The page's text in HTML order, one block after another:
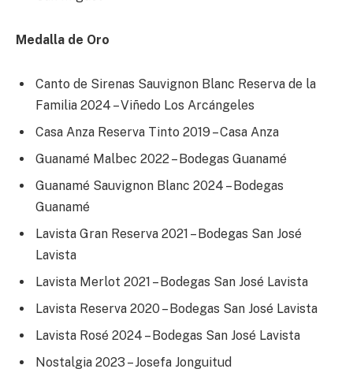
Medalla de Oro
Canto de Sirenas Sauvignon Blanc Reserva de la
Familia 2024 – Viñedo Los Arcángeles
Casa Anza Reserva Tinto 2019 – Casa Anza
Guanamé Malbec 2022 – Bodegas Guanamé
Guanamé Sauvignon Blanc 2024 – Bodegas
Guanamé
Lavista Gran Reserva 2021 – Bodegas San José
Lavista
Lavista Merlot 2021 – Bodegas San José Lavista
Lavista Reserva 2020 – Bodegas San José Lavista
Lavista Rosé 2024 – Bodegas San José Lavista
Nostalgia 2023 – Josefa Jonguitud